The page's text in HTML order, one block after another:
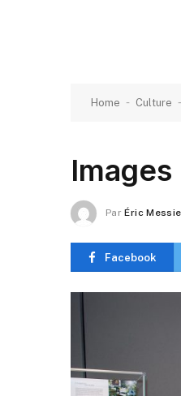
Home - Culture -
Par Éric
Facebook